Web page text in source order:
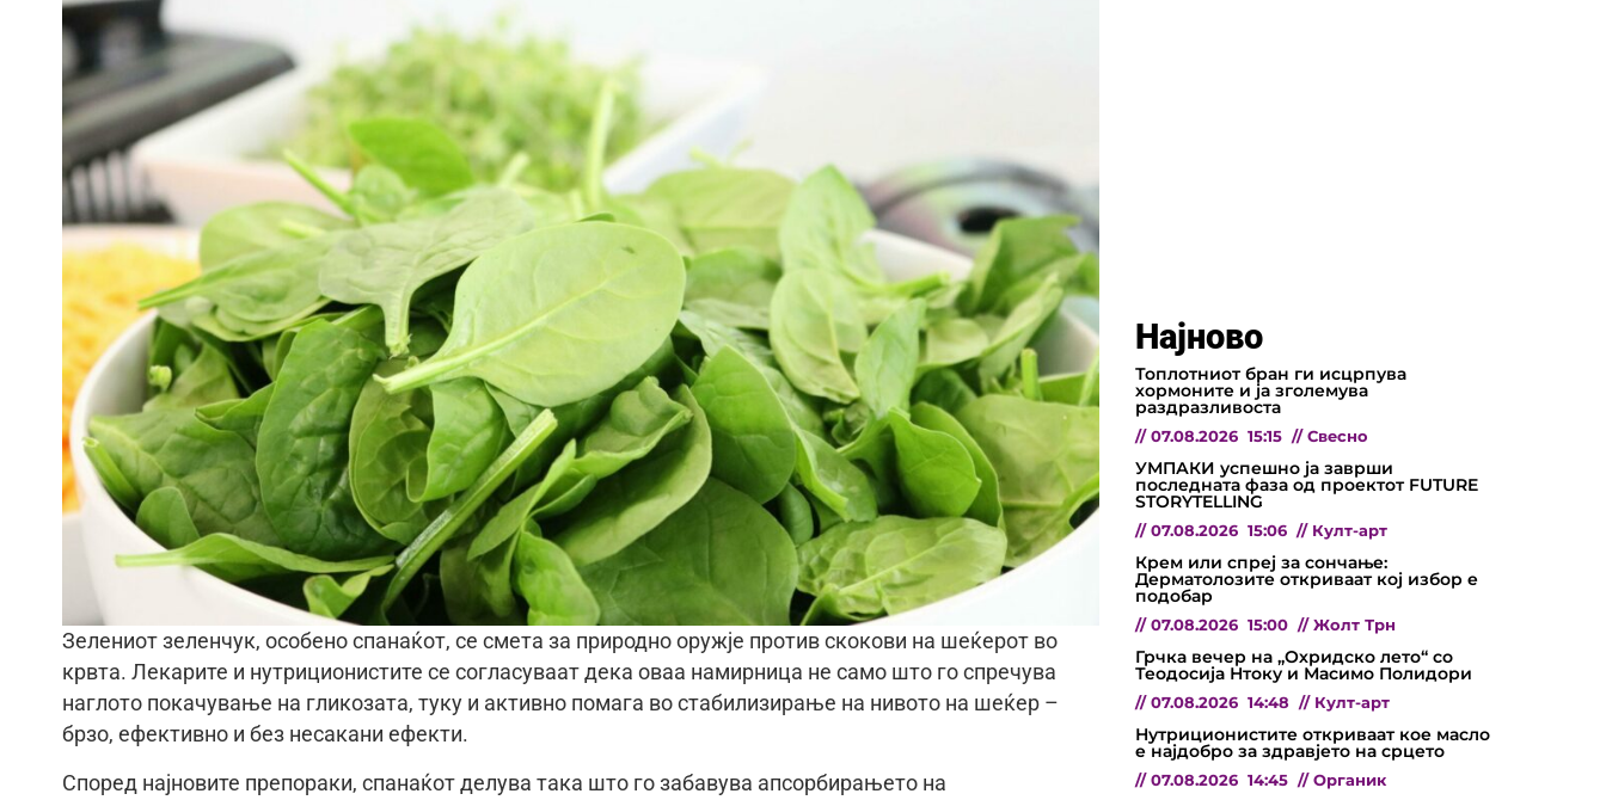
Зелениот зеленчук, особено спанаќот, се смета за природно оружје против скокови на шеќерот во
крвта. Лекарите и нутриционистите се согласуваат дека оваа намирница не само што го спречува
наглото покачување на гликозата, туку и активно помага во стабилизирање на нивото на шеќер –
брзо, ефективно и без несакани ефекти.
Според најновите препораки, спанаќот делува така што го забавува апсорбирањето на
Најново
Топлотниот бран ги исцрпува
хормоните и ја зголемува
раздразливоста
// 07.08.2026 15:15 // Свесно
УМПАКИ успешно ја заврши
последната фаза од проектот FUTURE
STORYTELLING
// 07.08.2026 15:06 // Култ-арт
Крем или спреј за сончање:
Дерматолозите откриваат кој избор е
подобар
// 07.08.2026 15:00 // Жолт Трн
Грчка вечер на „Охридско лето“ со
Теодосија Нтоку и Масимо Полидори
// 07.08.2026 14:48 // Култ-арт
Нутриционистите откриваат кое масло
е најдобро за здравјето на срцето
// 07.08.2026 14:45 // Органик